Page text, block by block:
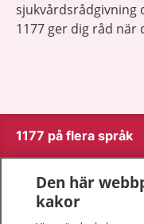
sjukvårdsrådgivning
1177 ger dig råd när
1177 på flera språk
Om 1177
Den här
kakor